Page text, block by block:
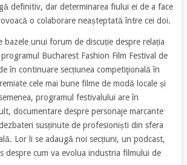
definitiv, dar determinarea fiului ei de a face
o colaborare neașteptată între cei doi.
bazele unui forum de discuție despre relația
Bucharest Fashion Film Festival de
în continuare secțiunea competiţională în
cele mai bune filme de modă locale și
programul festivalului are în
documentare despre personaje marcante
susținute de profesioniști din sfera
Lor li se adaugă noi secțiuni, un podcast,
despre cum va evolua industria filmului de